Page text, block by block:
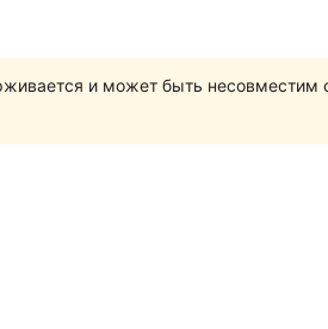
и может быть несовместим